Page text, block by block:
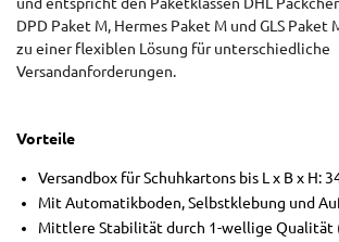
und entspricht den Paketklassen DHL
DPD Paket M, Hermes Paket M und GLS Paket
zu einer flexiblen Lösung für unterschiedliche
Versandanforderungen.
Vorteile
Versandbox für Schuhkartons bis L x B x H:
Mit Automatikboden, Selbstklebung und
Mittlere Stabilität durch 1-wellige Qualität